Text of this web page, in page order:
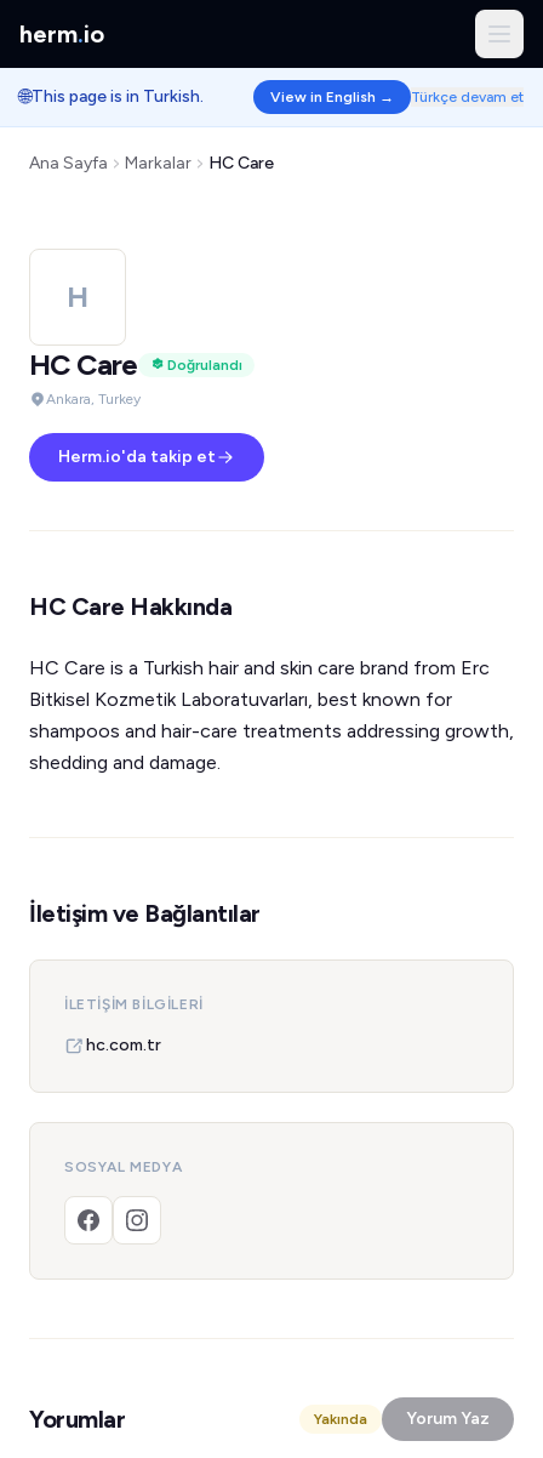
herm.io
🌐This page is in Turkish. View in English → Türkçe devam et
Ana Sayfa Markalar HC Care
H
HC Care
Doğrulandı
Ankara, Turkey
Herm.io'da takip et
HC Care Hakkında
HC Care is a Turkish hair and skin care brand from Erc
Bitkisel Kozmetik Laboratuvarları, best known for
shampoos and hair-care treatments addressing growth,
shedding and damage.
İletişim ve Bağlantılar
İLETIŞIM BILGILERI
hc.com.tr
SOSYAL MEDYA
Yorumlar Yakında Yorum Yaz